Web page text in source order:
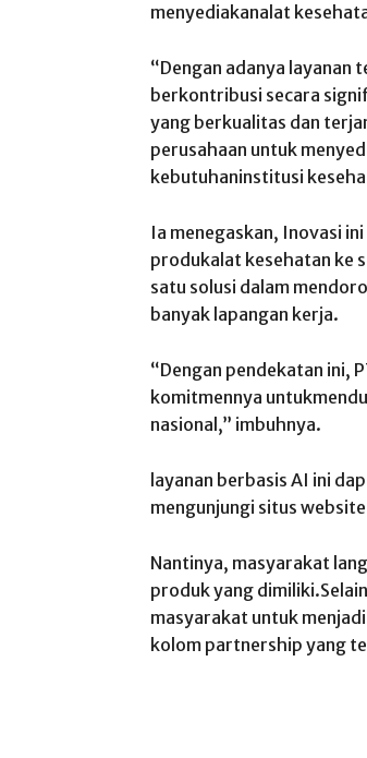
menyediakanalat
“Dengan adanya layanan
berkontribusi secara
yang berkualitas dan
perusahaan untuk
kebutuhaninstitusi
Ia menegaskan, Inovasi
produkalat kesehatan ke
satu solusi dalam
banyak lapangan kerja.
“Dengan pendekatan ini,
komitmennya
nasional,” imbuhnya.
layanan berbasis AI ini
mengunjungi situs
Nantinya, masyarakat
produk yang
masyarakat untuk
kolom partnership yang